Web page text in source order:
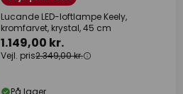
Lucande LED-loftlampe Keely,
kromfarvet, krystal, 45 cm
1.149,00 kr.
Vejl. pris2.349,00 kr.
På lager